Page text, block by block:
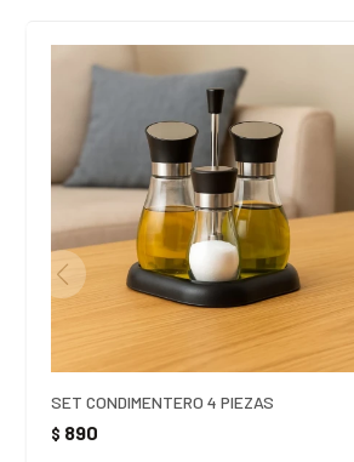
SET CONDIMENTERO 4 PIEZAS
$ 890